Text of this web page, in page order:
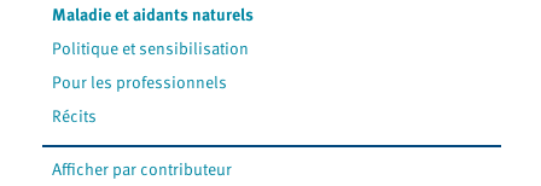
Maladie et aidants naturels
Politique et sensibilisation
Pour les professionnels
Récits
Afficher par contributeur